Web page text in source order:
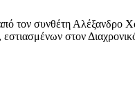
συνθέτη Αλέξανδρο
στον